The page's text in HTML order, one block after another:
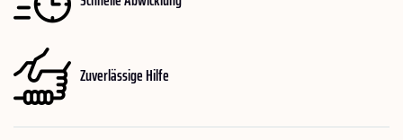
Zuverlässige Hilfe